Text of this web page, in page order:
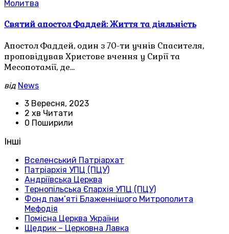
Молитва
Святий апостол Фаддей: Життя та діяльність
Апостол Фаддей, один з 70-ти учнів Спасителя,
проповідував Христове вчення у Сирії та
Месопотамії, де…
від News
3 Вересня, 2023
2 хв Читати
0 Поширили
Інші
Вселенський Патріархат
Патріархія УПЦ (ПЦУ)
Андріївська Церква
Тернопільська Єпархія УПЦ (ПЦУ)
Фонд пам’яті Блаженнішого Митрополита
Мефодія
Помісна Церква України
Щедрик – Церковна Лавка